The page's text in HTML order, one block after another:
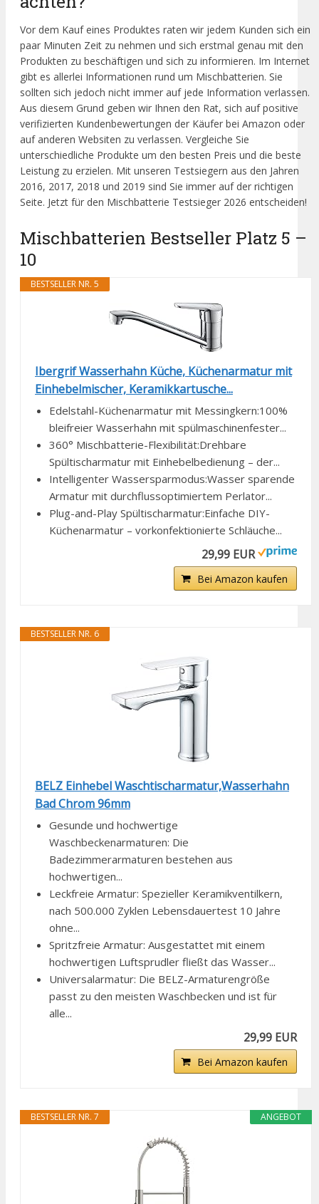
Vor dem Kauf eines Produktes raten wir jedem Kunden sich ein
paar Minuten Zeit zu nehmen und sich erstmal genau mit den
Produkten zu beschäftigen und sich zu informieren. Im Internet
gibt es allerlei Informationen rund um Mischbatterien. Sie
sollten sich jedoch nicht immer auf jede Information verlassen.
Aus diesem Grund geben wir Ihnen den Rat, sich auf positive
verifizierten Kundenbewertungen der Käufer bei Amazon oder
auf anderen Websiten zu verlassen. Vergleiche Sie
unterschiedliche Produkte um den besten Preis und die beste
Leistung zu erzielen. Mit unseren Testsiegern aus den Jahren
2016, 2017, 2018 und 2019 sind Sie immer auf der richtigen
Seite. Jetzt für den Mischbatterie Testsieger 2026 entscheiden!
Mischbatterien Bestseller Platz 5 –
10
BESTSELLER NR. 5
Ibergrif Wasserhahn Küche, Küchenarmatur mit
Einhebelmischer, Keramikkartusche...
Edelstahl-Küchenarmatur mit Messingkern:100%
bleifreier Wasserhahn​ mit spülmaschinenfester...
360° Mischbatterie-Flexibilität:Drehbare
Spültischarmatur​ mit Einhebelbedienung – der...
Intelligenter Wassersparmodus:Wasser sparende
Armatur​ mit durchflussoptimiertem Perlator...
Plug-and-Play Spültischarmatur:Einfache DIY-
Küchenarmatur​ – vorkonfektionierte Schläuche...
29,99 EUR
Bei Amazon kaufen
BESTSELLER NR. 6
BELZ Einhebel Waschtischarmatur,Wasserhahn
Bad Chrom 96mm
Gesunde und hochwertige
Waschbeckenarmaturen: Die
Badezimmerarmaturen bestehen aus
hochwertigen...
Leckfreie Armatur: Spezieller Keramikventilkern,
nach 500.000 Zyklen Lebensdauertest 10 Jahre
ohne...
Spritzfreie Armatur: Ausgestattet mit einem
hochwertigen Luftsprudler fließt das Wasser...
Universalarmatur: Die BELZ-Armaturengröße
passt zu den meisten Waschbecken und ist für
alle...
29,99 EUR
Bei Amazon kaufen
ANGEBOT
BESTSELLER NR. 7